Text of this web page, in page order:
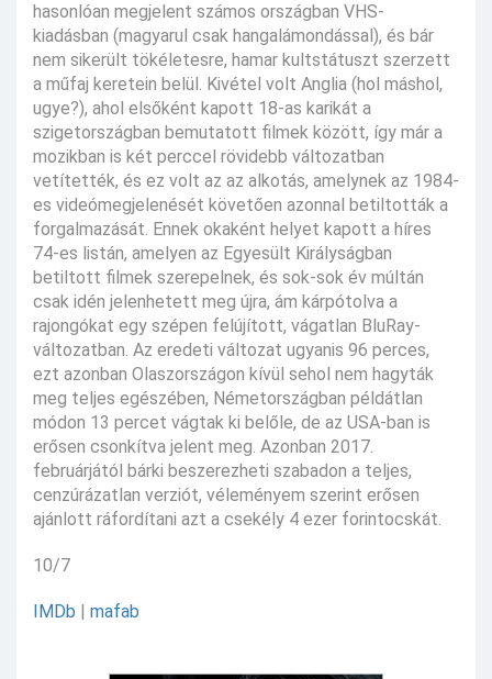
hasonlóan megjelent számos országban VHS-
kiadásban (magyarul csak hangalámondással), és bár
nem sikerült tökéletesre, hamar kultstátuszt szerzett
a műfaj keretein belül. Kivétel volt Anglia (hol máshol,
ugye?), ahol elsőként kapott 18-as karikát a
szigetországban bemutatott filmek között, így már a
mozikban is két perccel rövidebb változatban
vetítették, és ez volt az az alkotás, amelynek az 1984-
es videómegjelenését követően azonnal betiltották a
forgalmazását. Ennek okaként helyet kapott a híres
74-es listán, amelyen az Egyesült Királyságban
betiltott filmek szerepelnek, és sok-sok év múltán
csak idén jelenhetett meg újra, ám kárpótolva a
rajongókat egy szépen felújított, vágatlan BluRay-
változatban. Az eredeti változat ugyanis 96 perces,
ezt azonban Olaszországon kívül sehol nem hagyták
meg teljes egészében, Németországban példátlan
módon 13 percet vágtak ki belőle, de az USA-ban is
erősen csonkítva jelent meg. Azonban 2017.
februárjától bárki beszerezheti szabadon a teljes,
cenzúrázatlan verziót, véleményem szerint erősen
ajánlott ráfordítani azt a csekély 4 ezer forintocskát.
10/7
IMDb mafab